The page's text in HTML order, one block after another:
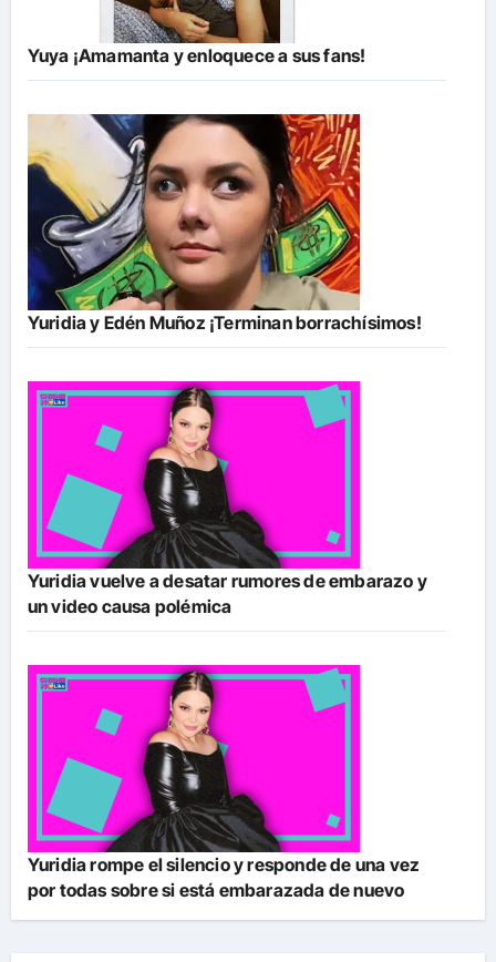
Yuya ¡Amamanta y enloquece a sus fans!
Yuridia y Edén Muñoz ¡Terminan borrachísimos!
Yuridia vuelve a desatar rumores de embarazo y
un video causa polémica
Yuridia rompe el silencio y responde de una vez
por todas sobre si está embarazada de nuevo